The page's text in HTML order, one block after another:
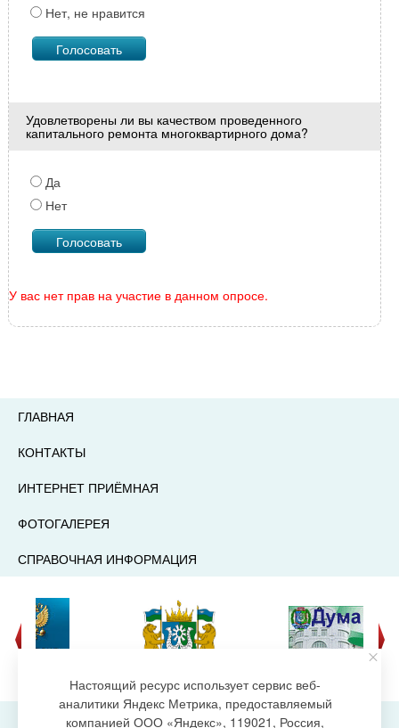
Нет, не нравится
Удовлетворены ли вы качеством проведенного
капитального ремонта многоквартирного дома?
Да
Нет
У вас нет прав на участие в данном опросе.
ГЛАВНАЯ
КОНТАКТЫ
ИНТЕРНЕТ ПРИЁМНАЯ
ФОТОГАЛЕРЕЯ
СПРАВОЧНАЯ ИНФОРМАЦИЯ
Настоящий ресурс использует сервис веб-
аналитики Яндекс Метрика, предоставляемый
компанией ООО «Яндекс», 119021, Россия,